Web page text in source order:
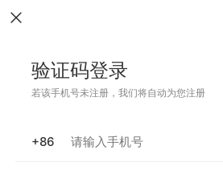
验证码登录
若该手机号未注册，我们将自动为您注册
+86